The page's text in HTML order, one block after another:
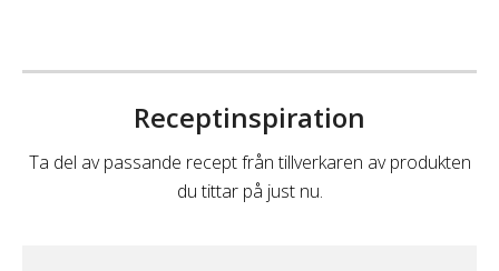
Receptinspiration
Ta del av passande recept från tillverkaren av produkten
du tittar på just nu.